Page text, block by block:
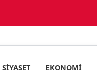
SIYASET EKONOMI